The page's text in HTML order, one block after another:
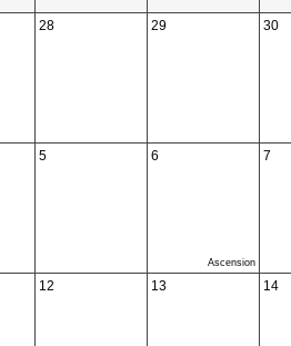
28 29 30
5 6
Ascension
7
12 13 14